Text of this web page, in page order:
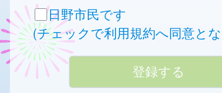
日野市民です
(チェックで利用規約へ同意と